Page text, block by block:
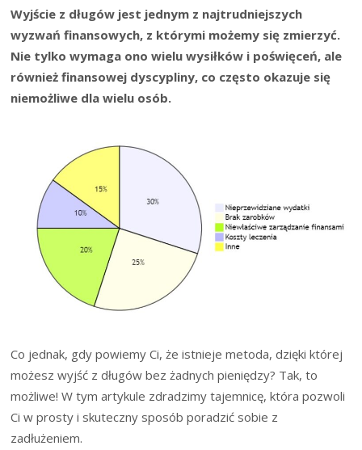
Sprawdź pomoc
Wyjście z długów jest jednym z najtrudniejszych
wyzwań finansowych, z którymi możemy się zmierzyć.
Nie tylko wymaga ono wielu wysiłków i poświęceń, ale
również finansowej dyscypliny, co często okazuje się
niemożliwe dla wielu osób.
Co jednak, gdy powiemy Ci, że istnieje metoda, dzięki której
możesz wyjść z długów bez żadnych pieniędzy? Tak, to
możliwe! W tym artykule zdradzimy tajemnicę, która pozwoli
Ci w prosty i skuteczny sposób poradzić sobie z
zadłużeniem.